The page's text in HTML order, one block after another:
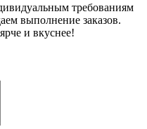
требованиям
выполнение заказов.
и вкуснее!